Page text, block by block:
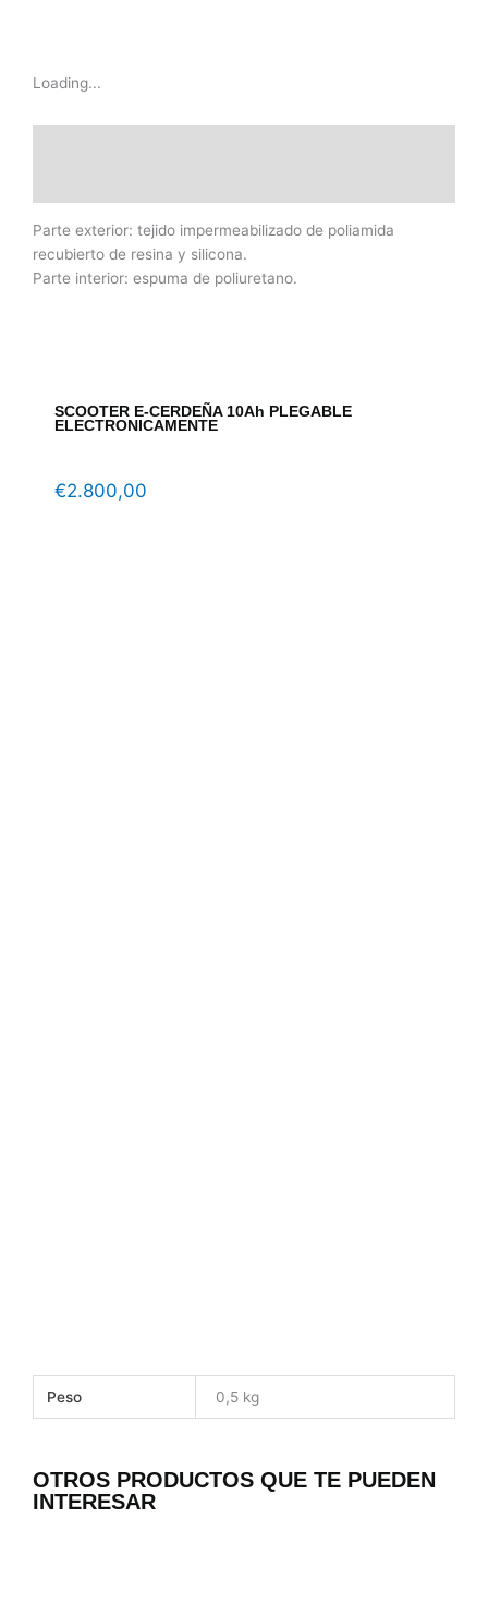
Loading...
Parte exterior: tejido impermeabilizado de poliamida
recubierto de resina y silicona.
Parte interior: espuma de poliuretano.
SCOOTER E-CERDEÑA 10Ah PLEGABLE
ELECTRONICAMENTE
€2.800,00
Peso 0,5 kg
OTROS PRODUCTOS QUE TE PUEDEN
INTERESAR